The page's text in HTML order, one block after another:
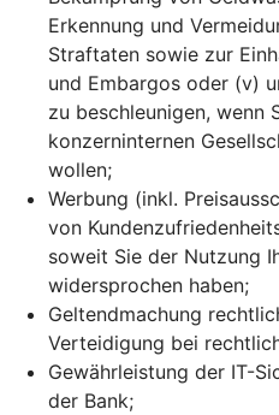
Erkennung und
Straftaten sowie zur
und Embargos oder (v)
zu beschleunigen, wenn
konzerninternen
wollen;
Werbung (inkl.
von
soweit Sie der Nutzung
widersprochen haben;
Geltendmachung
Verteidigung bei
Gewährleistung der IT-
der Bank;